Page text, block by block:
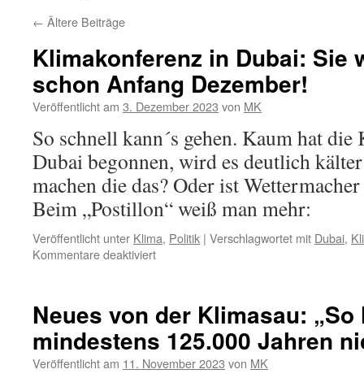
← Ältere Beiträge
Klimakonferenz in Dubai: Sie
schon Anfang Dezember!
Veröffentlicht am 3. Dezember 2023 von MK
So schnell kann´s gehen. Kaum hat
Dubai begonnen, wird es deutlich
machen die das? Oder ist
Beim „Postillon“ weiß man mehr:
Veröffentlicht unter Klima, Politik | Verschlagwortet mit Dubai,
Kommentare deaktiviertfür
Sie
wirkt!
Schnee
schon
Neues von der Klimasau:
mindestens 125.000 Jahren
Veröffentlicht am 11. November 2023 von MK